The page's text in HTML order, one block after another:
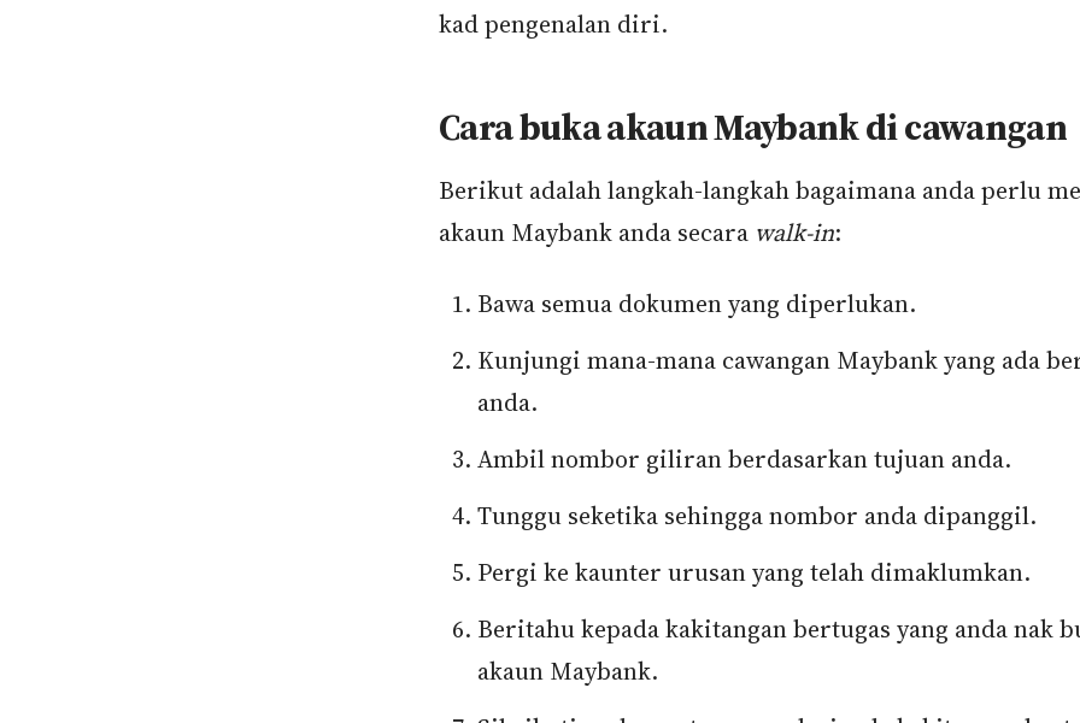
kad pengenalan diri.
Cara buka akaun Maybank di cawangan
Berikut adalah langkah-langkah bagaimana anda perlu
akaun Maybank anda secara walk-in:
Bawa semua dokumen yang diperlukan.
Kunjungi mana-mana cawangan Maybank yang ada
anda.
Ambil nombor giliran berdasarkan tujuan anda.
Tunggu seketika sehingga nombor anda dipanggil.
Pergi ke kaunter urusan yang telah dimaklumkan.
Beritahu kepada kakitangan bertugas yang anda nak
akaun Maybank.